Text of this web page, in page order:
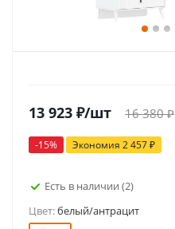
13 923 ₽/шт 16 380₽
-15% Экономия 2 457₽
Есть в наличии (2)
Цвет:белый/антрацит